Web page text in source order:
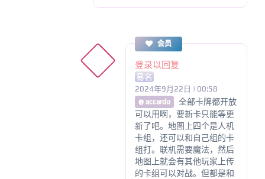
会员
登录以回复
易名
2024年9月22日 | 00:58
@ accardo
全部卡牌都开放
可以用啊，要新卡只能等更
新了吧。地图上四个是人机
卡组，还可以和自己组的卡
组打。联机需要魔法，然后
地图上就会有其他玩家上传
的卡组可以对战。但都是和